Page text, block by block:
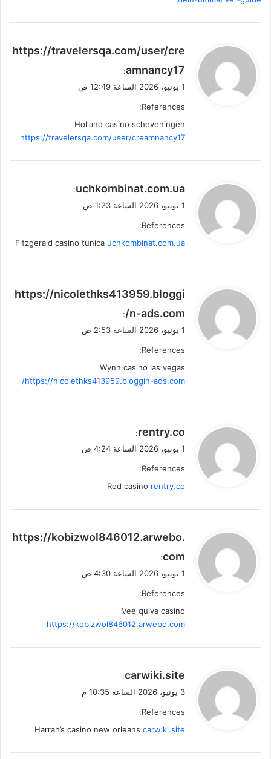
ي
و
ل
https://travelersqa.com/user/cre
amnancy17
:
1 يونيو، 2026 الساعة 12:49 ص
References:
Holland casino scheveningen
https://travelersqa.com/user/creamnancy17
ي
ق
ل
uchkombinat.com.ua
:
1 يونيو، 2026 الساعة 1:23 ص
References:
Fitzgerald casino tunica uchkombinat.com.ua
ي
و
ل
https://nicolethks413959.bloggi
n-ads.com/
:
1 يونيو، 2026 الساعة 2:53 ص
References:
Wynn casino las vegas
https://nicolethks413959.bloggin-ads.com/
ي
ق
ل
rentry.co
:
1 يونيو، 2026 الساعة 4:24 ص
References:
Red casino rentry.co
و
ل
https://kobizwol846012.arwebo.
com
:
1 يونيو، 2026 الساعة 4:30 ص
References:
Vee quiva casino
https://kobizwol846012.arwebo.com
ي
ق
ل
carwiki.site
:
3 يونيو، 2026 الساعة 10:35 م
References:
Harrah’s casino new orleans carwiki.site